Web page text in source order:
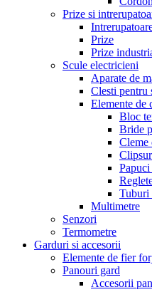
Prize si
Prize
Prize
Scule electricieni
Aparate de
Clesti pentru
Elemente de
Bloc
Bride
Cleme
Tuburi
Multimetre
Senzori
Termometre
Garduri si accesorii
Elemente de fier
Panouri gard
Accesorii